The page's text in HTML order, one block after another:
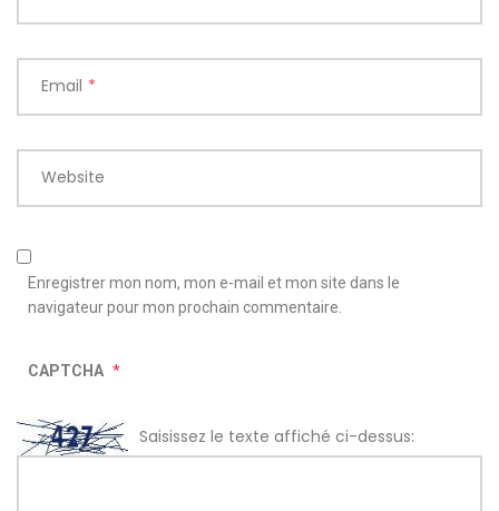
Email *
Website
Enregistrer mon nom, mon e-mail et mon site dans le
navigateur pour mon prochain commentaire.
CAPTCHA *
Saisissez le texte affiché ci-dessus: